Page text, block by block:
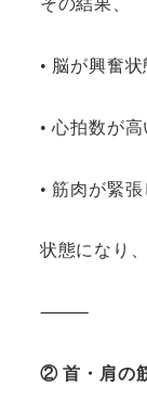
その結果、
• 脳が興奮状
• 心拍数が高
• 筋肉が緊
状態になり
⸻
② 首・肩の